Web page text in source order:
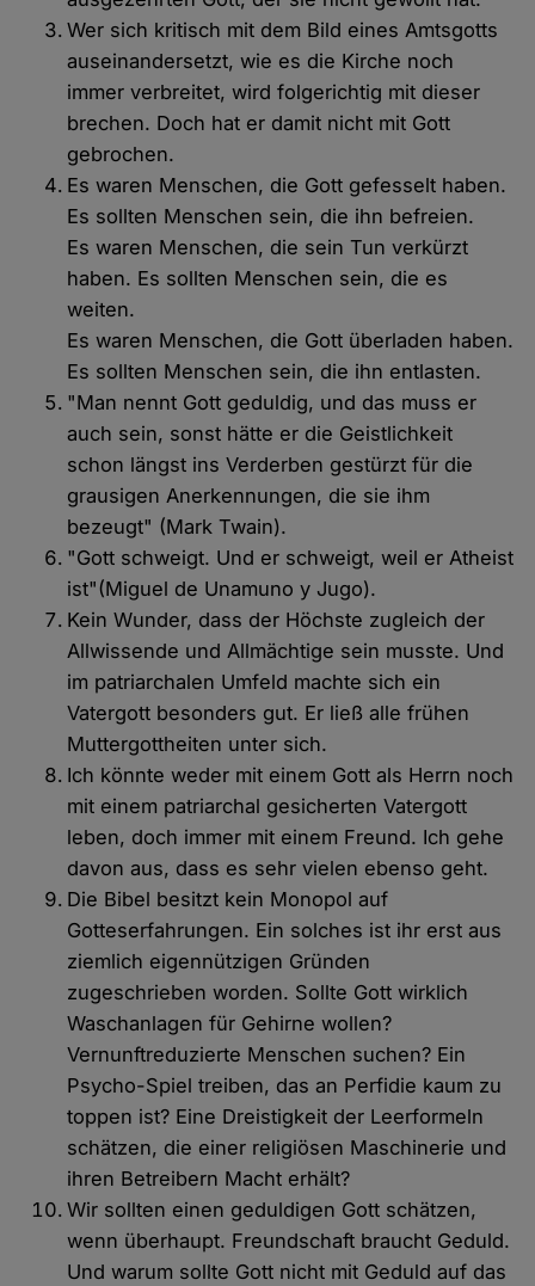
Wer sich kritisch mit dem Bild eines Amtsgotts
auseinandersetzt, wie es die Kirche noch
immer verbreitet, wird folgerichtig mit dieser
brechen. Doch hat er damit nicht mit Gott
gebrochen.
Es waren Menschen, die Gott gefesselt haben.
Es sollten Menschen sein, die ihn befreien.
Es waren Menschen, die sein Tun verkürzt
haben. Es sollten Menschen sein, die es
weiten.
Es waren Menschen, die Gott überladen haben.
Es sollten Menschen sein, die ihn entlasten.
"Man nennt Gott geduldig, und das muss er
auch sein, sonst hätte er die Geistlichkeit
schon längst ins Verderben gestürzt für die
grausigen Anerkennungen, die sie ihm
bezeugt" (Mark Twain).
"Gott schweigt. Und er schweigt, weil er Atheist
ist"(Miguel de Unamuno y Jugo).
Kein Wunder, dass der Höchste zugleich der
Allwissende und Allmächtige sein musste. Und
im patriarchalen Umfeld machte sich ein
Vatergott besonders gut. Er ließ alle frühen
Muttergottheiten unter sich.
Ich könnte weder mit einem Gott als Herrn noch
mit einem patriarchal gesicherten Vatergott
leben, doch immer mit einem Freund. Ich gehe
davon aus, dass es sehr vielen ebenso geht.
Die Bibel besitzt kein Monopol auf
Gotteserfahrungen. Ein solches ist ihr erst aus
ziemlich eigennützigen Gründen
zugeschrieben worden. Sollte Gott wirklich
Waschanlagen für Gehirne wollen?
Vernunftreduzierte Menschen suchen? Ein
Psycho-Spiel treiben, das an Perfidie kaum zu
toppen ist? Eine Dreistigkeit der Leerformeln
schätzen, die einer religiösen Maschinerie und
ihren Betreibern Macht erhält?
Wir sollten einen geduldigen Gott schätzen,
wenn überhaupt. Freundschaft braucht Geduld.
Und warum sollte Gott nicht mit Geduld auf das